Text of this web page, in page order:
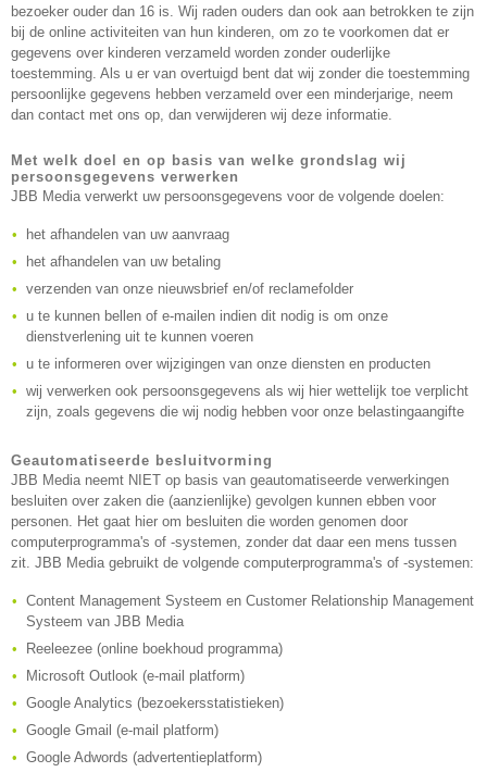
bezoeker ouder dan 16 is. Wij raden ouders dan ook aan betrokken te zijn
bij de online activiteiten van hun kinderen, om zo te voorkomen dat er
gegevens over kinderen verzameld worden zonder ouderlijke
toestemming. Als u er van overtuigd bent dat wij zonder die toestemming
persoonlijke gegevens hebben verzameld over een minderjarige, neem
dan contact met ons op, dan verwijderen wij deze informatie.
Met welk doel en op basis van welke grondslag wij
persoonsgegevens verwerken
JBB Media verwerkt uw persoonsgegevens voor de volgende doelen:
het afhandelen van uw aanvraag
het afhandelen van uw betaling
verzenden van onze nieuwsbrief en/of reclamefolder
u te kunnen bellen of e-mailen indien dit nodig is om onze
dienstverlening uit te kunnen voeren
u te informeren over wijzigingen van onze diensten en producten
wij verwerken ook persoonsgegevens als wij hier wettelijk toe verplicht
zijn, zoals gegevens die wij nodig hebben voor onze belastingaangifte
Geautomatiseerde besluitvorming
JBB Media neemt NIET op basis van geautomatiseerde verwerkingen
besluiten over zaken die (aanzienlijke) gevolgen kunnen ebben voor
personen. Het gaat hier om besluiten die worden genomen door
computerprogramma's of -systemen, zonder dat daar een mens tussen
zit. JBB Media gebruikt de volgende computerprogramma's of -systemen:
Content Management Systeem en Customer Relationship Management
Systeem van JBB Media
Reeleezee (online boekhoud programma)
Microsoft Outlook (e-mail platform)
Google Analytics (bezoekersstatistieken)
Google Gmail (e-mail platform)
Google Adwords (advertentieplatform)